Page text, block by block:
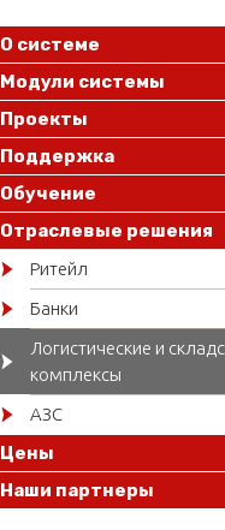
О системе
Модули системы
Проекты
Поддержка
Обучение
Отраслевые решения
Ритейл
Банки
Логистические и
комплексы
АЗС
Цены
Наши партнеры